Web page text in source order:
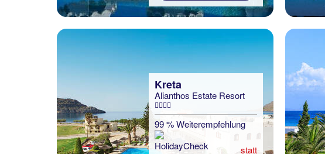
Kreta
Alianthos Estate Resort
99 % Weiterempfehlung
statt